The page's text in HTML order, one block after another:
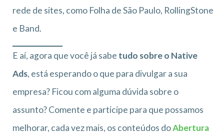
rede de sites, como Folha de São Paulo, RollingStone
e Band.
E aí, agora que você já sabe tudo sobre o Native
Ads, está esperando o que para divulgar a sua
empresa? Ficou com alguma dúvida sobre o
assunto? Comente e participe para que possamos
melhorar, cada vez mais, os conteúdos doAbertura